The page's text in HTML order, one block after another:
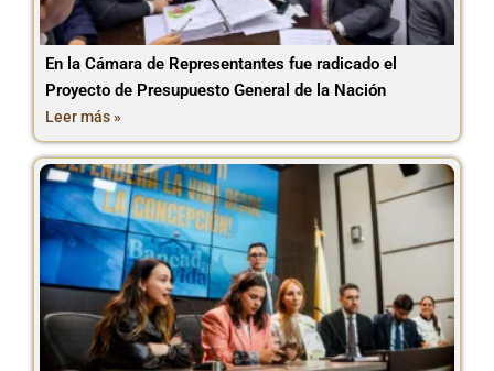
En la Cámara de Representantes fue radicado el
Proyecto de Presupuesto General de la Nación
Leer más »